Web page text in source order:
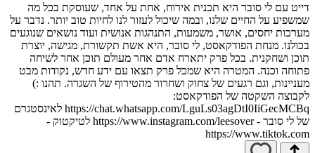
דייט עם לי סובר היא תכנית אירוח, אחת על אחד, שעוסקת בכל מה
שמשפיע על החיים שלנו, ובמה שיכול לעזור לנו לחיות טוב יותר. נדבר על
מערכות יחסים, אושר, משמעות, התנהגות אנושית ועוד נושאים שנוגעים
בכולנו. מנחת הפודקאסט, לי סובר, היא אשת תקשורת, מגישה, יוצרת
תוכן ושחקנית. בכל פרק יתארח אדם אחר מעולם תוכן אחר לשיחה
פתוחה וכנה. המטרה היא שמכל פרק תצאו עם ידע חדש, נקודות מבט
מעניינות, וגם רגעים של צחוק ושחרור מהטירוף של השגרה. תהנו :)
לקבוצה השקטה של הפודקאסט:
https://chat.whatsapp.com/LguLs03agDtI0IiGecMCBq לאינסטגרם
של לי סובר - https://www.instagram.com/leesover לטיקטוק -
https://www.tiktok.com